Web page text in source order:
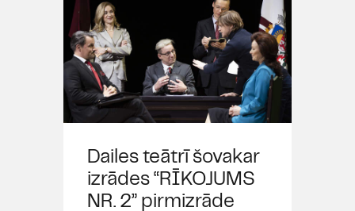
Dailes teātrī šovakar
izrādes “RĪKOJUMS
NR. 2” pirmizrāde